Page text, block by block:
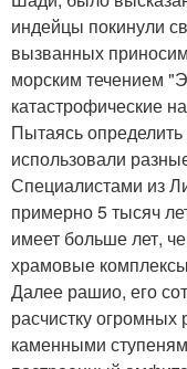
индейцы покинули
вызванных
морским течением
катастрофические
Пытаясь
использовали
Специалистами из
примерно 5 тысяч
имеет больше лет,
храмовые
Далее рашио, его
расчистку
каменными